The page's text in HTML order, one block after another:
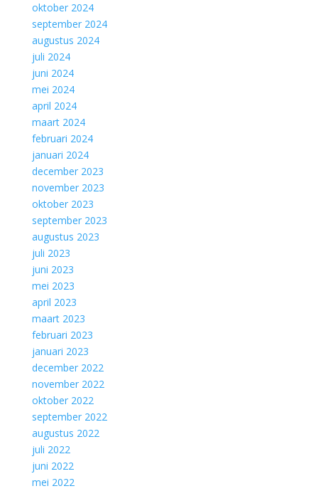
oktober 2024
september 2024
augustus 2024
juli 2024
juni 2024
mei 2024
april 2024
maart 2024
februari 2024
januari 2024
december 2023
november 2023
oktober 2023
september 2023
augustus 2023
juli 2023
juni 2023
mei 2023
april 2023
maart 2023
februari 2023
januari 2023
december 2022
november 2022
oktober 2022
september 2022
augustus 2022
juli 2022
juni 2022
mei 2022